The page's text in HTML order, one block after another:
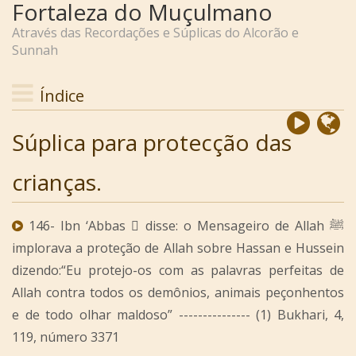
Fortaleza do Muçulmano
Através das Recordações e Súplicas do Alcorão e
Sunnah
Índice
Súplica para protecção das
crianças.
146- Ibn ‘Abbas  disse: o Mensageiro de Allah ﷺ
implorava a proteção de Allah sobre Hassan e Hussein
dizendo:“Eu protejo-os com as palavras perfeitas de
Allah contra todos os demônios, animais peçonhentos
e de todo olhar maldoso” --------------- (1) Bukhari, 4,
119, número 3371